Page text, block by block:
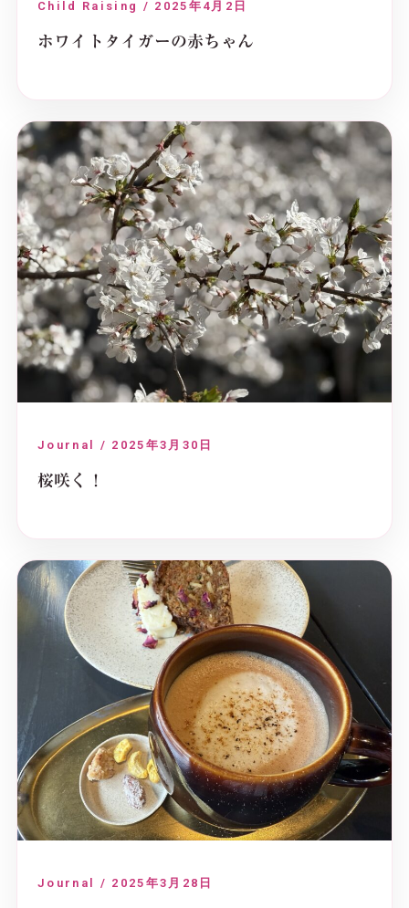
Child Raising / 2025年4月2日
ホワイトタイガーの赤ちゃん
Journal / 2025年3月30日
桜咲く！
Journal / 2025年3月28日